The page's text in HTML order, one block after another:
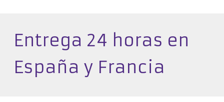
Entrega 24 horas en
España y Francia